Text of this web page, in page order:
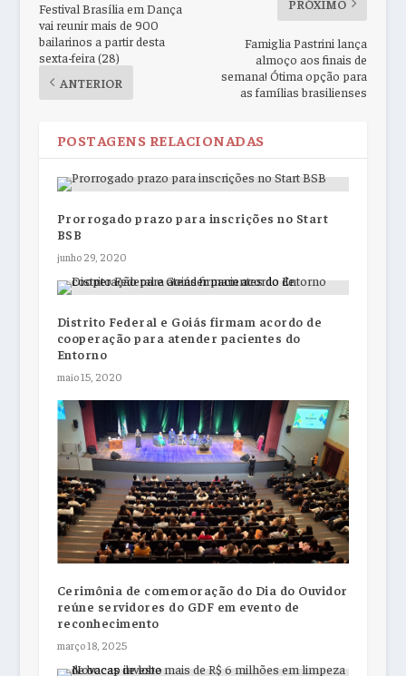
Festival Brasília em Dança
vai reunir mais de 900
bailarinos a partir desta
sexta-feira (28)
ANTERIOR
PRÓXIMO
Famiglia Pastrini lança
almoço aos finais de
semana! Ótima opção para
as famílias brasilienses
POSTAGENS RELACIONADAS
Prorrogado prazo para inscrições no Start
BSB
junho 29, 2020
Distrito Federal e Goiás firmam acordo de
cooperação para atender pacientes do
Entorno
maio 15, 2020
Cerimônia de comemoração do Dia do Ouvidor
reúne servidores do GDF em evento de
reconhecimento
março 18, 2025